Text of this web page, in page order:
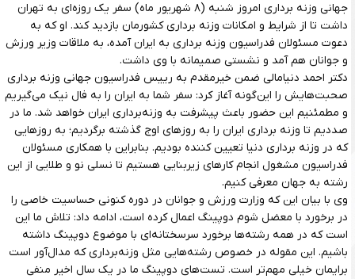
جهانی وزنه برداری امروز شنبه (۸ شهریور ماه) سفر یک روزه‌ای به تهران
داشت تا از شرایط و امکانات وزنه برداری کشورمان بازدید کند. او که به
دعوت مسئولان فدراسیون وزنه برداری به ایران آمده، به ملاقات وزیر ورزش
و جوانان هم آمد و نشستی صمیمانه با وی داشت.
دکتر احمد دنیامالی ضمن خیرمقدم به رییس فدراسیون جهانی وزنه برداری
صحبت‌هایش را این‌گونه آغاز کرد: سفر شما به ایران را به فال نیک می‌گیریم
و مطمئنیم این حضور باعث پیشرفت به وزنه‌برداری ایران خواهد شد. ما در
صددیم تا وزنه برداری ایران را به روزهای اوج گذشته برگردیم؛ به روزهایی
که در وزنه برداری دنیا تعیین کننده بودیم. بنابراین با همکاری مسئولان
فدراسیون مشغول انجام کارهای زیربنایی هستیم تا نسلی نو و طلایی از این
رشته به جهان معرفی کنیم.
وی با بیان این که وزارت ورزش و جوانان در دوره کنونی حساسیت خاصی را
در برخورد با معضل شوم دوپینگ اعمال کرده است، ادامه داد: تلاش ما این
است که در همه رشته‌ها برخورد سرسختانه‌ای با موضوع دوپینگ داشته
باشیم. این مقوله در خصوص رشته‌هایی مثل وزنه‌برداری که مدال‌آور است
برایمان خیلی مهم‌تر است. تست‌های دوپینگ ما در یک سال اخیر منفی